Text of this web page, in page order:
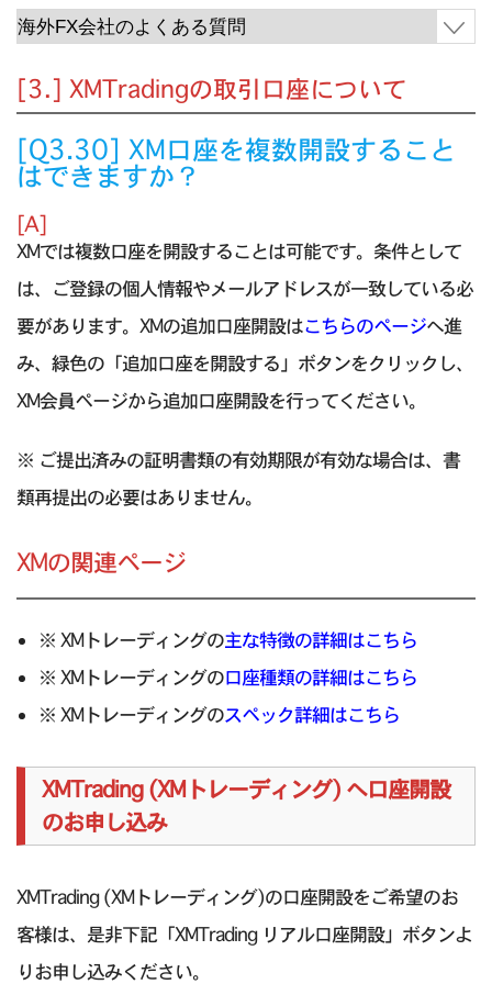
[3.] XMTradingの取引口座について
[Q3.30] XM口座を複数開設すること
はできますか？
[A]
XMでは複数口座を開設することは可能です。条件として
は、ご登録の個人情報やメールアドレスが一致している必
要があります。XMの追加口座開設はこちらのページへ進
み、緑色の「追加口座を開設する」ボタンをクリックし、
XM会員ページから追加口座開設を行ってください。
※ ご提出済みの証明書類の有効期限が有効な場合は、書
類再提出の必要はありません。
XMの関連ページ
※ XMトレーディングの主な特徴の詳細はこちら
※ XMトレーディングの口座種類の詳細はこちら
※ XMトレーディングのスペック詳細はこちら
XMTrading (XMトレーディング) へ口座開設
のお申し込み
XMTrading (XMトレーディング)の口座開設をご希望のお
客様は、是非下記「XMTrading リアル口座開設」ボタンよ
りお申し込みください。